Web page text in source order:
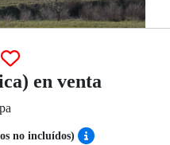
en venta
no incluídos)